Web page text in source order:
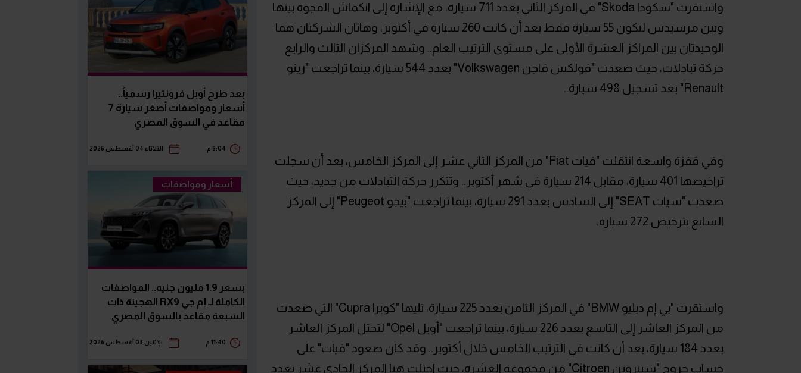
واستقرت "سكودا Skoda" في المركز الثاني بعدد 711 سيارة، مع الإشارة إلى انكماش الفجوة بينها
وبين مرسيدس لتكون 55 سيارة فقط بعد أن كانت 260 سيارة في أكتوبر، وهاتان الشركتان هما
الوحيدتان بين المراكز العشرة الأولى على مستوى الترتيب العام.. وشهد المركزان الثالث والرابع
حركة تبادلات، حيث صعدت "فولكس فاجن Volkswagen" بعدد 544 سيارة، بينما تراجعت "رينو
Renault" بعد تسجيل 498 سيارة..
وفي قفزة واسعة انتقلت "فيات Fiat" من المركز الثاني عشر إلى المركز الخامس، بعد أن سجلت
تراخيصها 401 سيارة، مقابل 214 سيارة في شهر أكتوبر.. وتتكرر حركة التبادلات من جديد، حيث
صعدت "سيات SEAT" إلى السادس بعدد 291 سيارة، بينما تراجعت "بيجو Peugeot" إلى المركز
السابع بترخيص 272 سيارة.
واستقرت "بي إم دبليو BMW" في المركز الثامن بعدد 225 سيارة، تليها "كوبرا Cupra" التي صعدت
من المركز العاشر إلى التاسع بعدد 226 سيارة، بينما تراجعت "أوبل Opel" لتحتل المركز العاشر
بعدد 184 سيارة، بعد أن كانت في الترتيب الخامس خلال أكتوبر.. وقد كان صعود "فيات" على
حساب خروج "سيتروين Citroen" من مجموعة العشرة، حيث احتلت هنا المركز الحادي عشر بعدد
بعد طرح أوبل فرونتيرا رسمياً..
أسعار ومواصفات أصغر سيارة 7
مقاعد في السوق المصري
9:04 م الثلاثاء 04 أغسطس 2026
أسعار ومواصفات
بسعر 1.9 مليون جنيه.. المواصفات
الكاملة لـ إم جي RX9 الهجينة ذات
السبعة مقاعد بالسوق المصري
11:40 م الإثنين 03 أغسطس 2026